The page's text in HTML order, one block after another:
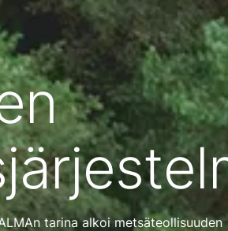
tarina alkoi metsäteollisuuden